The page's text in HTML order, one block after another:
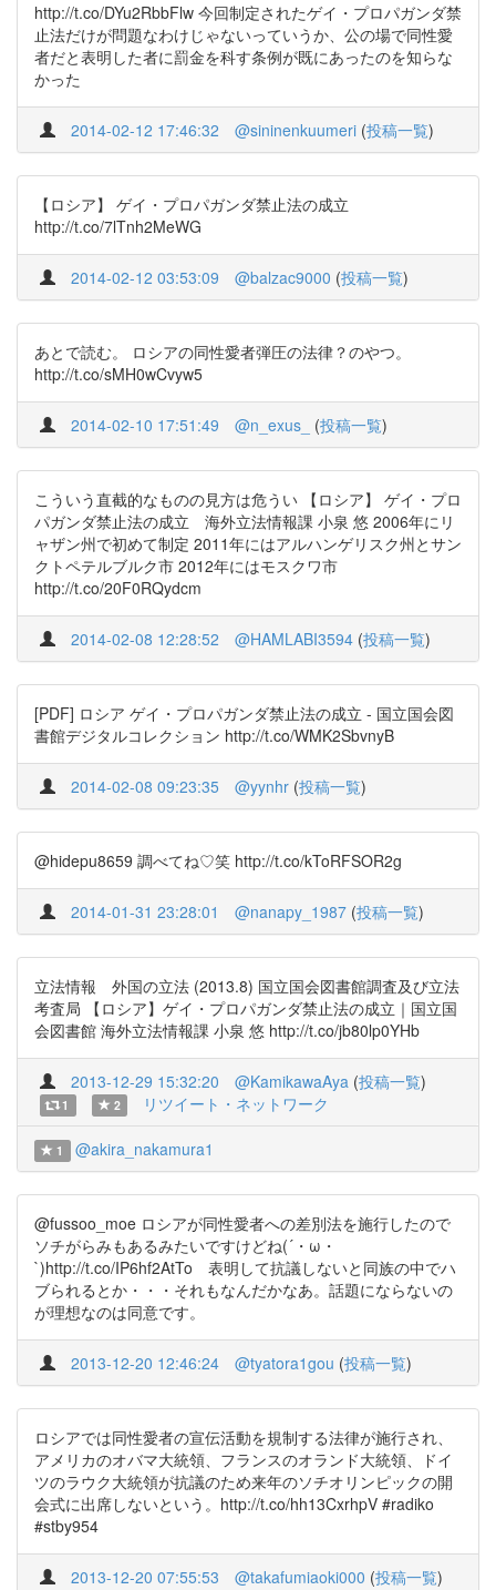
http://t.co/DYu2RbbFlw 今回制定されたゲイ・プロパガンダ禁
止法だけが問題なわけじゃないっていうか、公の場で同性愛
者だと表明した者に罰金を科す条例が既にあったのを知らな
かった
2014-02-12 17:46:32 @sininenkuumeri (投稿一覧)
【ロシア】 ゲイ・プロパガンダ禁止法の成立
http://t.co/7lTnh2MeWG
2014-02-12 03:53:09 @balzac9000 (投稿一覧)
あとで読む。 ロシアの同性愛者弾圧の法律？のやつ。
http://t.co/sMH0wCvyw5
2014-02-10 17:51:49 @n_exus_ (投稿一覧)
こういう直截的なものの見方は危うい 【ロシア】 ゲイ・プロ
パガンダ禁止法の成立 海外立法情報課 小泉 悠 2006年にリ
ャザン州で初めて制定 2011年にはアルハンゲリスク州とサン
クトペテルブルク市 2012年にはモスクワ市
http://t.co/20F0RQydcm
2014-02-08 12:28:52 @HAMLABI3594 (投稿一覧)
[PDF] ロシア ゲイ・プロパガンダ禁止法の成立 - 国立国会図
書館デジタルコレクション http://t.co/WMK2SbvnyB
2014-02-08 09:23:35 @yynhr (投稿一覧)
@hidepu8659 調べてね♡笑 http://t.co/kToRFSOR2g
2014-01-31 23:28:01 @nanapy_1987 (投稿一覧)
立法情報 外国の立法 (2013.8) 国立国会図書館調査及び立法
考査局 【ロシア】ゲイ・プロパガンダ禁止法の成立｜国立国
会図書館 海外立法情報課 小泉 悠 http://t.co/jb80lp0YHb
2013-12-29 15:32:20 @KamikawaAya (投稿一覧)
1 2 リツイート・ネットワーク
1 @akira_nakamura1
@fussoo_moe ロシアが同性愛者への差別法を施行したので
ソチがらみもあるみたいですけどね(´・ω・
`)http://t.co/IP6hf2AtTo 表明して抗議しないと同族の中でハ
ブられるとか・・・それもなんだかなあ。話題にならないの
が理想なのは同意です。
2013-12-20 12:46:24 @tyatora1gou (投稿一覧)
ロシアでは同性愛者の宣伝活動を規制する法律が施行され、
アメリカのオバマ大統領、フランスのオランド大統領、ドイ
ツのラウク大統領が抗議のため来年のソチオリンピックの開
会式に出席しないという。http://t.co/hh13CxrhpV #radiko
#stby954
2013-12-20 07:55:53 @takafumiaoki000 (投稿一覧)